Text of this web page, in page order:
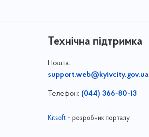
Технічна підтримка
Пошта:
support.web@kyivcity.gov.ua
Телефон: (044) 366-80-13
Kitsoft– розробник порталу